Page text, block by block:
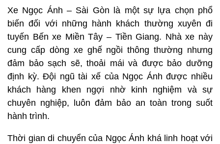
Xe Ngọc Ánh – Sài Gòn là một sự lựa chọn phổ
biến đối với những hành khách thường xuyên đi
tuyến Bến xe Miền Tây – Tiền Giang. Nhà xe này
cung cấp dòng xe ghế ngồi thông thường nhưng
đảm bảo sạch sẽ, thoải mái và được bảo dưỡng
định kỳ. Đội ngũ tài xế của Ngọc Ánh được nhiều
khách hàng khen ngợi nhờ kinh nghiệm và sự
chuyên nghiệp, luôn đảm bảo an toàn trong suốt
hành trình.
Thời gian di chuyển của Ngọc Ánh khá linh hoạt với